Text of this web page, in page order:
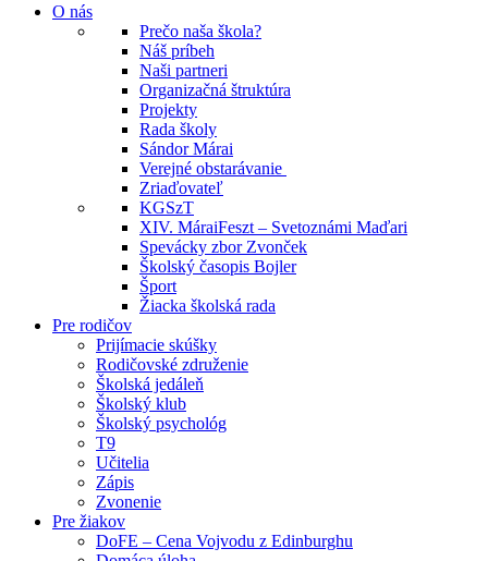
O nás
Prečo naša škola?
Náš príbeh
Naši partneri
Organizačná štruktúra
Projekty
Rada školy
Sándor Márai
Verejné obstarávanie
Zriaďovateľ
KGSzT
XIV. MáraiFeszt – Svetoznámi Maďari
Spevácky zbor Zvonček
Školský časopis Bojler
Šport
Žiacka školská rada
Pre rodičov
Prijímacie skúšky
Rodičovské združenie
Školská jedáleň
Školský klub
Školský psychológ
T9
Učitelia
Zápis
Zvonenie
Pre žiakov
DoFE – Cena Vojvodu z Edinburghu